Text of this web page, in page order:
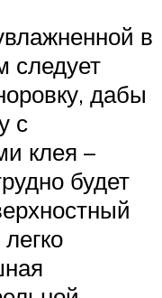
в
следует
дабы
с
клея –
будет